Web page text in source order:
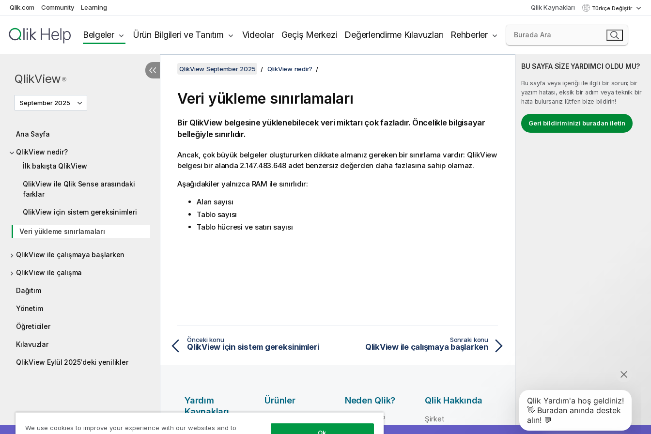
Qlik.com Community Learning Qlik Kaynakları Türkçe Değiştir
Belgeler Ürün Bilgileri ve Tanıtım Videolar Geçiş Merkezi Değerlendirme Kılavuzları Rehberler
QlikView ®
September 2025
Ana Sayfa
QlikView nedir?
İlk bakışta QlikView
QlikView ile Qlik Sense arasındaki
farklar
QlikView için sistem gereksinimleri
Veri yükleme sınırlamaları
QlikView ile çalışmaya başlarken
QlikView ile çalışma
Dağıtım
Yönetim
Öğreticiler
Kılavuzlar
QlikView Eylül 2025'deki yenilikler
BU SAYFA SİZE YARDIMCI OLDU MU?
Bu sayfa veya içeriği ile ilgili bir sorun; bir
yazım hatası, eksik bir adım veya teknik bir
hata bulursanız lütfen bize bildirin!
Geri bildiriminizi buradan iletin
QlikView September 2025 QlikView nedir?
Veri yükleme sınırlamaları
Bir QlikView belgesine yüklenebilecek veri miktarı çok fazladır. Öncelikle bilgisayar
belleğiyle sınırlıdır.
Ancak, çok büyük belgeler oluştururken dikkate almanız gereken bir sınırlama vardır: QlikView
belgesi bir alanda 2.147.483.648 adet benzersiz değerden daha fazlasına sahip olamaz.
Aşağıdakiler yalnızca RAM ile sınırlıdır:
Alan sayısı
Tablo sayısı
Tablo hücresi ve satırı sayısı
Önceki konu
QlikView için sistem gereksinimleri
Sonraki konu
QlikView ile çalışmaya başlarken
Yardım
Kaynakları
Qlik Yardımı
Ürünler
ENTEGRASYONU
Neden Qlik?
Neden Qlik?
Qlik Hakkında
Şirket
We use cookies to improve your experience with our websites and to